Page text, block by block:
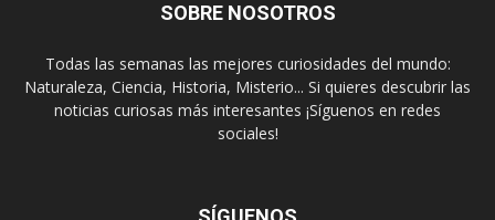
SOBRE NOSOTROS
Todas las semanas las mejores curiosidades del mundo:
Naturaleza, Ciencia, Historia, Misterio... Si quieres descubrir las
noticias curiosas más interesantes ¡Síguenos en redes
sociales!